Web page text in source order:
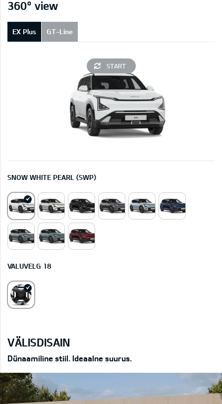
360° view
EX Plus GT-Line
START
SNOW WHITE PEARL (SWP)
VALUVELG 18
VÄLISDISAIN
Dünaamiline stiil. Ideaalne suurus.